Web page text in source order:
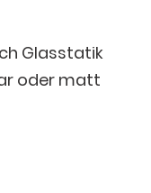
Glasstatik
oder matt